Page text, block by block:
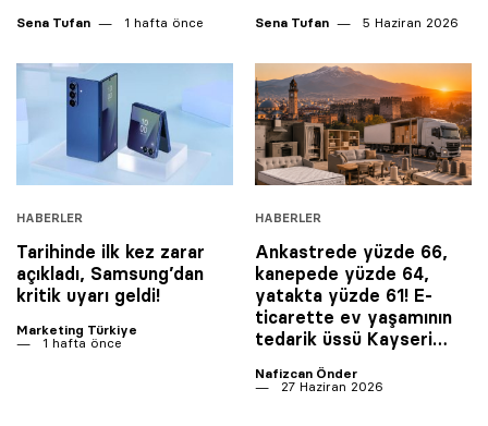
Sena Tufan 1 hafta önce Sena Tufan 5 Haziran 2026
HABERLER
Tarihinde ilk kez zarar
açıkladı, Samsung’dan
kritik uyarı geldi!
Marketing Türkiye
1 hafta önce
HABERLER
Ankastrede yüzde 66,
kanepede yüzde 64,
yatakta yüzde 61! E-
ticarette ev yaşamının
tedarik üssü Kayseri…
Nafizcan Önder
27 Haziran 2026